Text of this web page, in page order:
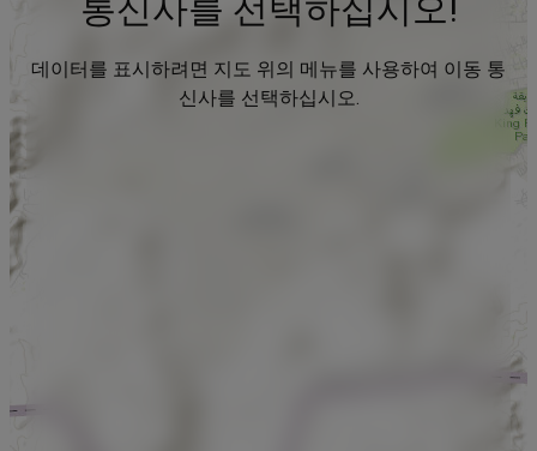
통신사를 선택하십시오!
데이터를 표시하려면 지도 위의 메뉴를 사용하여 이동 통
신사를 선택하십시오.